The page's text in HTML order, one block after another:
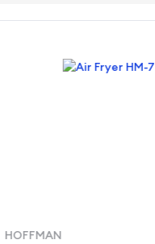
HOFFMAN